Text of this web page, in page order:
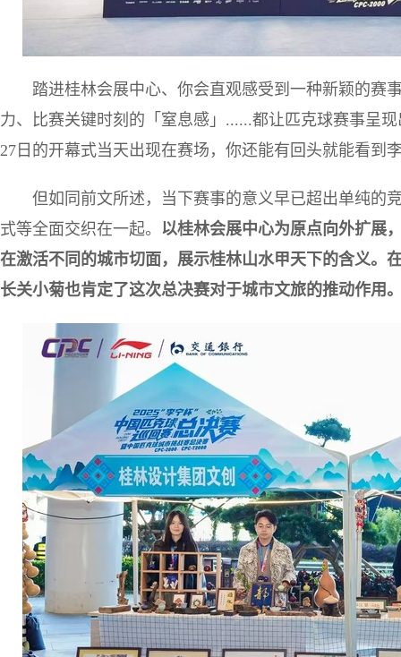
踏进桂林会展中心、你会直观感受到一种新颖的赛
力、比赛关键时刻的「窒息感」......都让匹克球赛事呈
27日的开幕式当天出现在赛场，你还能有回头就能看到
但如同前文所述，当下赛事的意义早已超出单纯的
式等全面交织在一起。 以桂林会展中心为原点向外扩展
在激活不同的城市切面，展示桂林山水甲天下的含义。
长关小菊也肯定了这次总决赛对于城市文旅的推动作用